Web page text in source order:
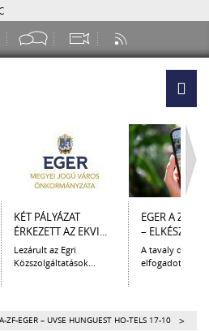
KÉT PÁLYÁZAT
ÉRKEZETT AZ EKVI...
Lezárult az Egri
Közszolgáltatások...
EGER A
– ELKÉSZÜLT
A tavaly
elfogadott
ZF-EGER – UVSE HUNGUEST HO-TELS 17-10 >